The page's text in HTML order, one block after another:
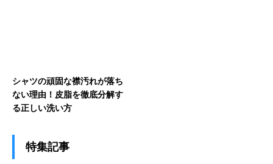
シャツの頑固な襟汚れが落ち
ない理由！皮脂を徹底分解す
る正しい洗い方
特集記事